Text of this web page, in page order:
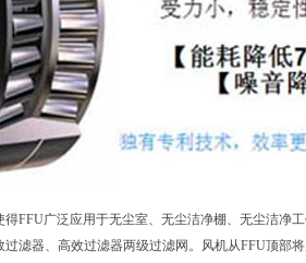
FFU广泛应用于无尘室、无尘洁净棚、无尘洁净
过滤器、 高效过滤器两级过滤网。风机从FFU顶部